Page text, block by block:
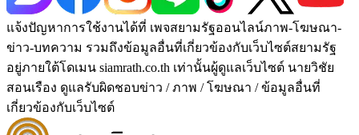
แจ้งปัญหาการใช้งานได้ที่ เพจสยามรัฐออนไลน์ภาพ-โฆษณา-
ข่าว-บทความ รวมถึงข้อมูลอื่นที่เกี่ยวข้องกับเว็บไซต์สยามรัฐ
อยู่ภายใต้โดเมน siamrath.co.th เท่านั้นผู้ดูแลเว็บไซต์ นายวิชัย
สอนเรือง ดูแลรับผิดชอบข่าว / ภาพ / โฆษณา / ข้อมูลอื่นที่
เกี่ยวข้องกับเว็บไซต์